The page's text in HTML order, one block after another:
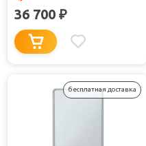
36 700 ₽
бесплатная доставка